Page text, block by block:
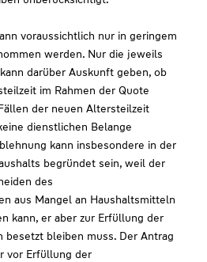
voraussichtlich nur in geringem
werden. Nur die jeweils
darüber Auskunft geben, ob
im Rahmen der Quote
der neuen Altersteilzeit
dienstlichen Belange
kann insbesondere in der
begründet sein, weil der
des
aus Mangel an Haushaltsmitteln
kann, er aber zur Erfüllung der
besetzt bleiben muss. Der Antrag
vor Erfüllung der